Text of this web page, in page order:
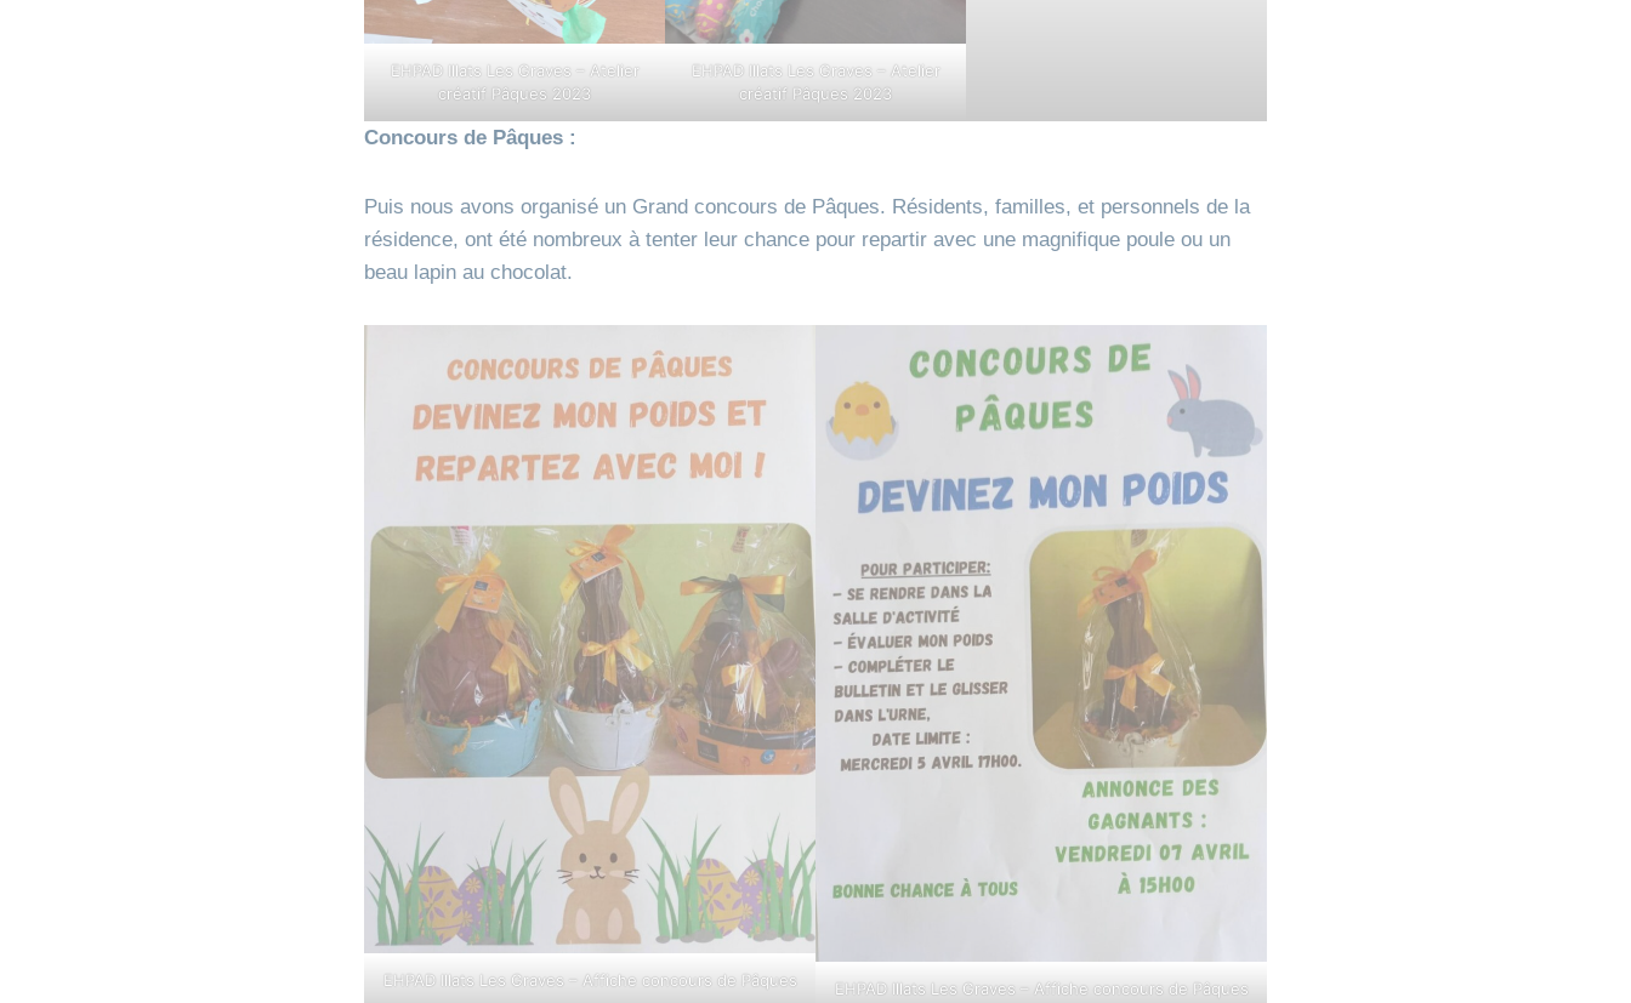
EHPAD Illats Les Graves – Atelier
créatif Pâques 2023
EHPAD Illats Les Graves – Atelier
créatif Pâques 2023
Concours de Pâques :
Puis nous avons organisé un Grand concours de Pâques. Résidents, familles, et personnels de la
résidence, ont été nombreux à tenter leur chance pour repartir avec une magnifique poule ou un
beau lapin au chocolat.
EHPAD Illats Les Graves – Affiche concours de Pâques EHPAD Illats Les Graves – Affiche concours de Pâques